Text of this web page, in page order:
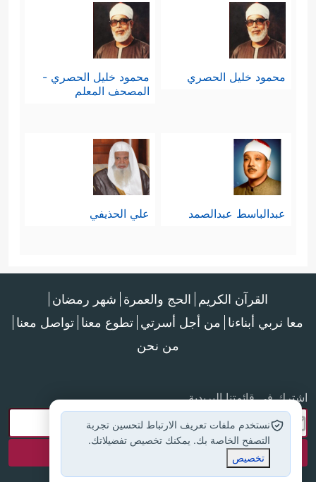
محمود خليل الحصري
محمود خليل الحصري -
المصحف المعلم
عبدالباسط عبدالصمد علي الحذيفي
القرآن الكريم الحج والعمرة شهر رمضان
معا نربي أبناءنا من أجل أسرتي تطوع معنا تواصل معنا
من نحن
اشترك في قائمتنا البريدية
نستخدم ملفات تعريف الارتباط لتحسين تجربة
التصفح الخاصة بك. يمكنك تخصيص تفضيلاتك.
تخصيص